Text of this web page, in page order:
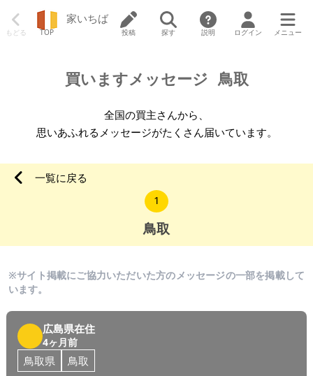
もどる TOP
家いちば
投稿 探す 説明 ログイン メニュー
買いますメッセージ 鳥取
全国の買主さんから、
思いあふれるメッセージがたくさん届いています。
一覧に戻る
1
鳥取
※サイト掲載にご協力いただいた方のメッセージの一部を掲載して
います。
広島県在住
4ヶ月前
鳥取県
鳥取